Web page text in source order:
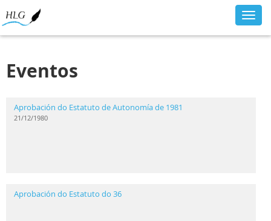
Eventos
Aprobación do Estatuto de Autonomía de 1981
21/12/1980
Aprobación do Estatuto do 36